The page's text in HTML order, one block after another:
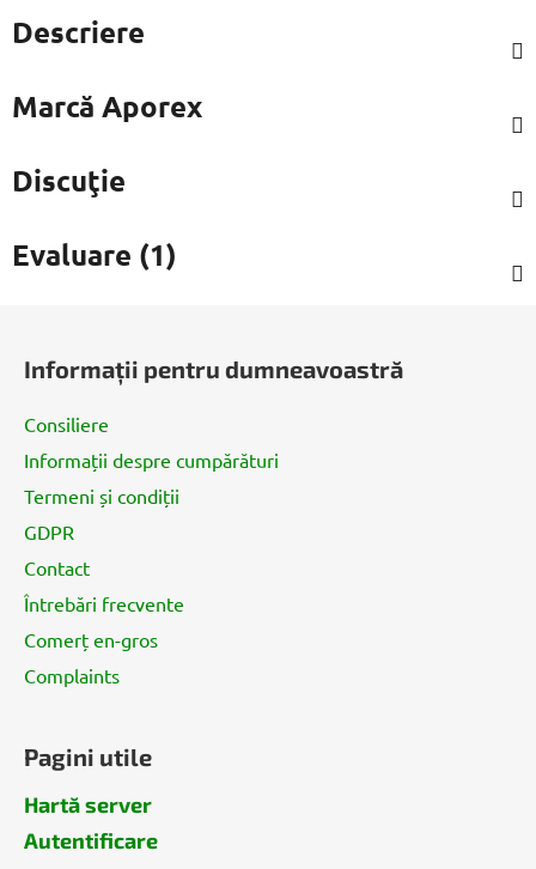
Descriere
Marcă Aporex
Discuţie
Evaluare (1)
Informații pentru dumneavoastră
Consiliere
Informații despre cumpărături
Termeni și condiții
GDPR
Contact
Întrebări frecvente
Comerț en-gros
Complaints
Pagini utile
Hartă server
Autentificare